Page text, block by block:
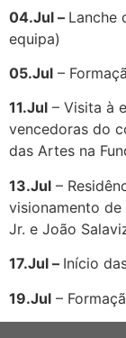
04.Jul – Lanche
equipa)
05.Jul –
11.Jul – Visita à
vencedoras do
das Artes na
13.Jul –
visionamento
Jr. e João
17.Jul – Início
19.Jul –